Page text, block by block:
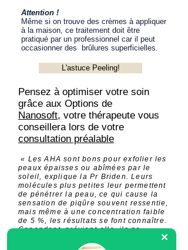
Attention !
Même si on trouve des crèmes à appliquer
à la maison, ce traitement doit être
pratiqué par un professionnel car il peut
occasionner des brûlures superficielles.
L'astuce Peeling!
Pensez à optimiser votre soin
grâce aux Options de
Nanosoft, votre thérapeute vous
conseillera lors de votre
consultation préalable
​ « Les AHA sont bons pour exfolier les
peaux épaisses ou abîmées par le
soleil, explique la Pr Briden. Leurs
molécules plus petites leur permettent
de pénétrer la peau, ce qui cause la
sensation de piqûre souvent ressentie,
mais même à une concentration faible
de 5 %, les résultats se font connaître.
Cependant, prévient-elle, ils ne